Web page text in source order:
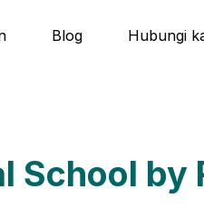
Blog Hubungi
School by